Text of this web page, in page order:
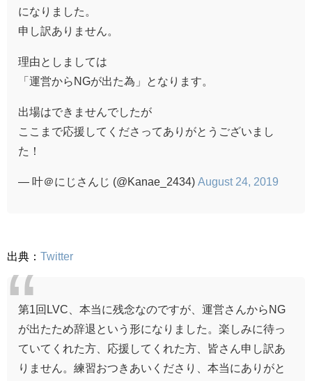
になりました。
申し訳ありません。
理由としましては
「運営からNGが出た為」となります。
出場はできませんでしたが
ここまで応援してくださってありがとうございまし
た！
— 叶＠にじさんじ (@Kanae_2434) August 24, 2019
出典： Twitter
第1回LVC、本当に残念なのですが、運営さんからNG
が出たため辞退という形になりました。楽しみに待っ
ていてくれた方、応援してくれた方、皆さん申し訳あ
りません。練習おつきあいくださり、本当にありがと